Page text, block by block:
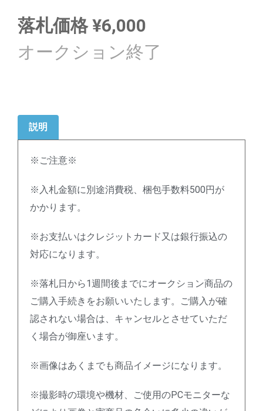
落札価格¥6,000
説明
※ご注意※
※入札金額に別途消費税、梱包手数料500円が
かかります。
※お支払いはクレジットカード又は銀行振込の
対応になります。
※落札日から1週間後までにオークション商品の
ご購入手続きをお願いいたします。ご購入が確
認されない場合は、キャンセルとさせていただ
く場合が御座います。
※画像はあくまでも商品イメージになります。
※撮影時の環境や機材、ご使用のPCモニターな